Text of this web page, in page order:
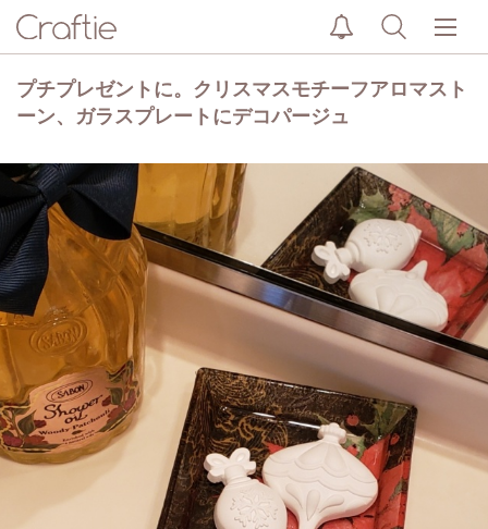
プチプレゼントに。クリスマスモチーフアロマスト
ーン、ガラスプレートにデコパージュ